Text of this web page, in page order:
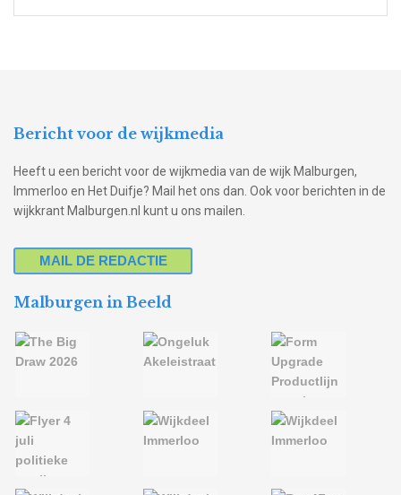
Bericht voor de wijkmedia
Heeft u een bericht voor de wijkmedia van de wijk Malburgen,
Immerloo en Het Duifje? Mail het ons dan. Ook voor berichten in de
wijkkrant Malburgen.nl kunt u ons mailen.
MAIL DE REDACTIE
Malburgen in Beeld